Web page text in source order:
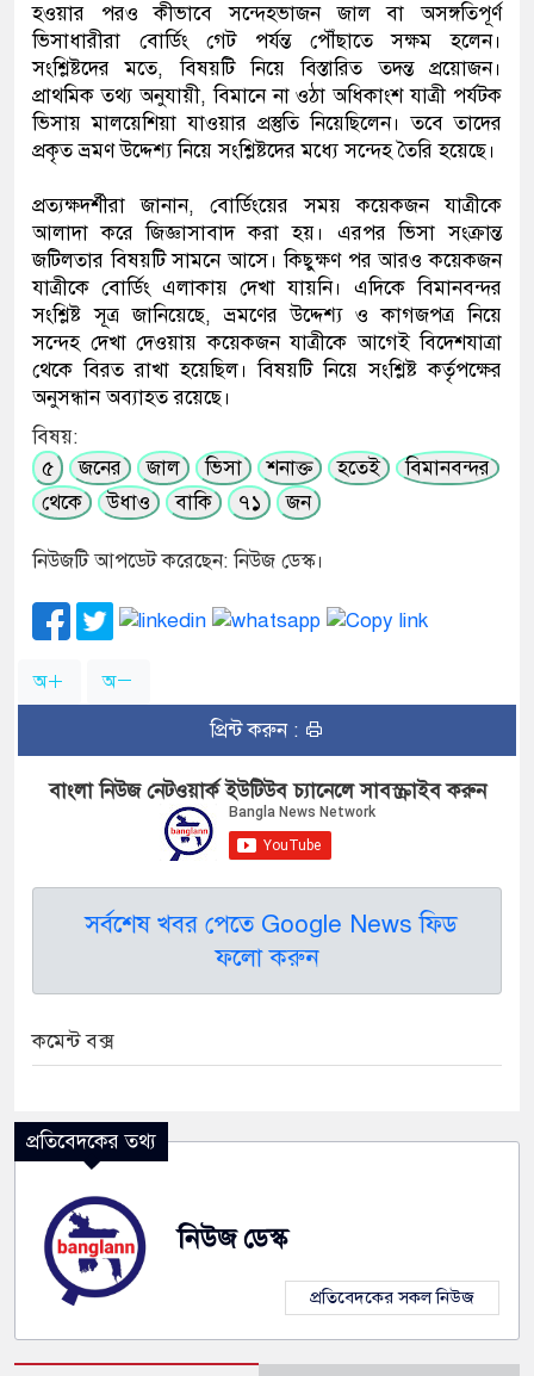
হওয়ার পরও কীভাবে সন্দেহভাজন জাল বা অসঙ্গতিপূর্ণ
ভিসাধারীরা বোর্ডিং গেট পর্যন্ত পৌঁছাতে সক্ষম হলেন।
সংশ্লিষ্টদের মতে, বিষয়টি নিয়ে বিস্তারিত তদন্ত প্রয়োজন।
প্রাথমিক তথ্য অনুযায়ী, বিমানে না ওঠা অধিকাংশ যাত্রী পর্যটক
ভিসায় মালয়েশিয়া যাওয়ার প্রস্তুতি নিয়েছিলেন। তবে তাদের
প্রকৃত ভ্রমণ উদ্দেশ্য নিয়ে সংশ্লিষ্টদের মধ্যে সন্দেহ তৈরি হয়েছে।
প্রত্যক্ষদর্শীরা জানান, বোর্ডিংয়ের সময় কয়েকজন যাত্রীকে
আলাদা করে জিজ্ঞাসাবাদ করা হয়। এরপর ভিসা সংক্রান্ত
জটিলতার বিষয়টি সামনে আসে। কিছুক্ষণ পর আরও কয়েকজন
যাত্রীকে বোর্ডিং এলাকায় দেখা যায়নি। এদিকে বিমানবন্দর
সংশ্লিষ্ট সূত্র জানিয়েছে, ভ্রমণের উদ্দেশ্য ও কাগজপত্র নিয়ে
সন্দেহ দেখা দেওয়ায় কয়েকজন যাত্রীকে আগেই বিদেশযাত্রা
থেকে বিরত রাখা হয়েছিল। বিষয়টি নিয়ে সংশ্লিষ্ট কর্তৃপক্ষের
অনুসন্ধান অব্যাহত রয়েছে।
বিষয়:
৫
জনের জাল ভিসা শনাক্ত হতেই
বিমানবন্দর
থেকে
উধাও বাকি ৭১ জন
নিউজটি আপডেট করেছেন: নিউজ ডেস্ক।
অ অ
প্রিন্ট করুন :
বাংলা নিউজ নেটওয়ার্ক ইউটিউব চ্যানেলে সাবস্ক্রাইব করুন
সর্বশেষ খবর পেতে Google News ফিড
ফলো করুন
কমেন্ট বক্স
প্রতিবেদকের তথ্য
নিউজ ডেস্ক
প্রতিবেদকের সকল নিউজ